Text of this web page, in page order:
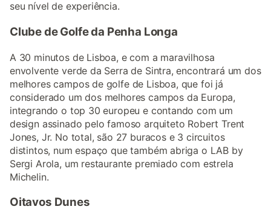
seu nível de experiência.
Clube de Golfe da Penha Longa
A 30 minutos de Lisboa, e com a maravilhosa
envolvente verde da Serra de Sintra, encontrará um dos
melhores campos de golfe de Lisboa, que foi já
considerado um dos melhores campos da Europa,
integrando o top 30 europeu e contando com um
design assinado pelo famoso arquiteto Robert Trent
Jones, Jr. No total, são 27 buracos e 3 circuitos
distintos, num espaço que também abriga o LAB by
Sergi Arola, um restaurante premiado com estrela
Michelin.
Oitavos Dunes